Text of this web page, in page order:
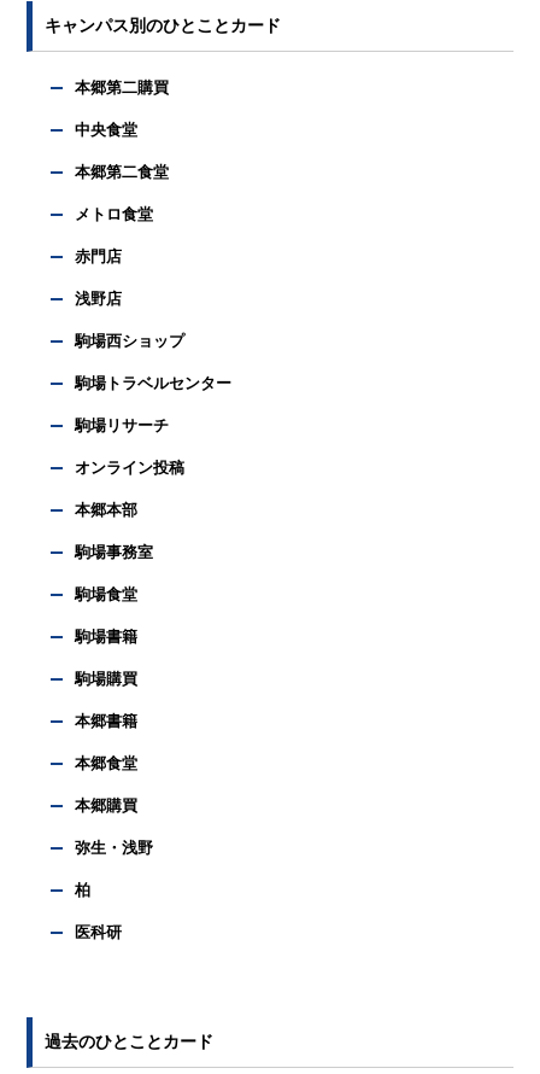
キャンパス別のひとことカード
本郷第二購買
中央食堂
本郷第二食堂
メトロ食堂
赤門店
浅野店
駒場西ショップ
駒場トラベルセンター
駒場リサーチ
オンライン投稿
本郷本部
駒場事務室
駒場食堂
駒場書籍
駒場購買
本郷書籍
本郷食堂
本郷購買
弥生・浅野
柏
医科研
過去のひとことカード